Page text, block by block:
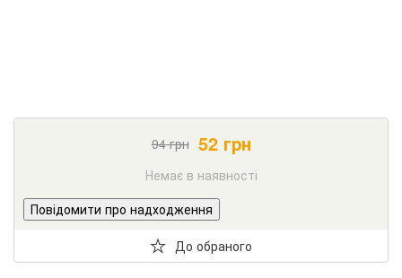
94грн 52грн
Немає в наявності
Повідомити про надходження
До обраного